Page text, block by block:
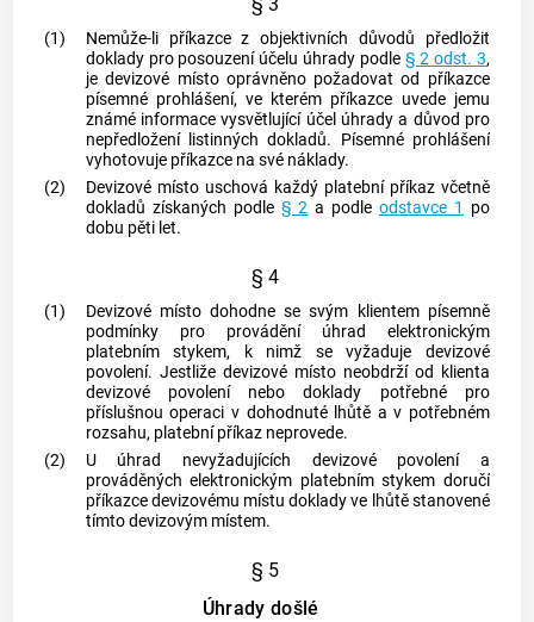
(1)
Nemůže-li příkazce z objektivních důvodů předložit
doklady pro posouzení účelu úhrady podle § 2 odst. 3,
je devizové místo oprávněno požadovat od příkazce
písemné prohlášení, ve kterém příkazce uvede jemu
známé informace vysvětlující účel úhrady a důvod pro
nepředložení listinných dokladů. Písemné prohlášení
vyhotovuje příkazce na své náklady.
(2)
Devizové místo uschová každý platební příkaz včetně
dokladů získaných podle § 2 a podleodstavce 1 po
dobu pěti let.
§ 4
(1)
Devizové místo dohodne se svým klientem písemně
podmínky pro provádění úhrad elektronickým
platebním stykem, k nimž se vyžaduje devizové
povolení. Jestliže devizové místo neobdrží od klienta
devizové povolení nebo doklady potřebné pro
příslušnou operaci v dohodnuté lhůtě a v potřebném
rozsahu, platební příkaz neprovede.
(2)
U úhrad nevyžadujících devizové povolení a
prováděných elektronickým platebním stykem doručí
příkazce devizovému místu doklady ve lhůtě stanovené
tímto devizovým místem.
§ 5
Úhrady došlé